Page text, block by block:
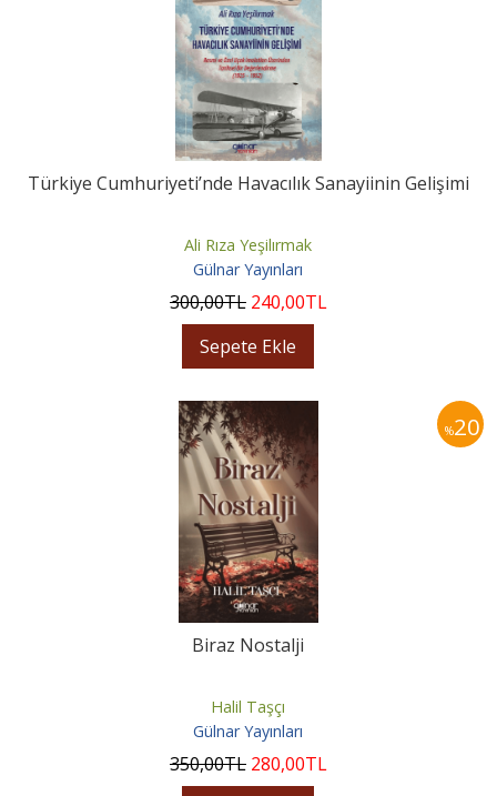
Türkiye Cumhuriyeti’nde Havacılık Sanayiinin Gelişimi
Ali Rıza Yeşilırmak
Gülnar Yayınları
300,00TL 240,00TL
Sepete Ekle
%20
Biraz Nostalji
Halil Taşçı
Gülnar Yayınları
350,00TL 280,00TL